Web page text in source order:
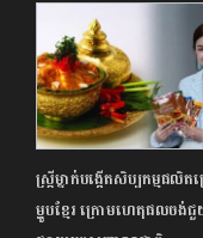
ស្ត្រីម្នាក់បង្កើតសិប្បកម្មផលិត
ម្ហូបខ្មែរ ក្រោមហេតុផលចង់ជួ